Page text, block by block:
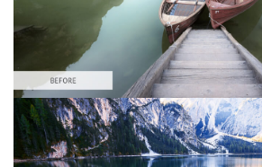
Bitte wählen Sie
Free HDR Action #3
HDR Effect